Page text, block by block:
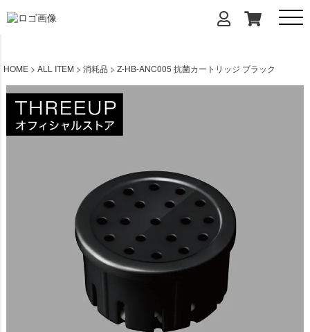
HOME ALL ITEM 消耗品 Z-HB-ANC005 抗菌カートリッジ ブラック